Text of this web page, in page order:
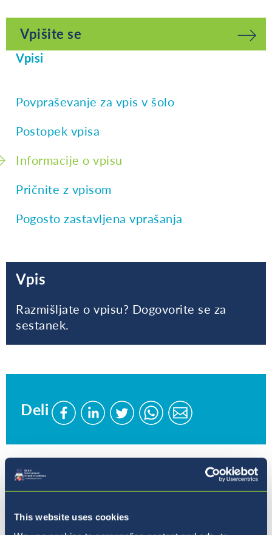
This website uses cookies
Vpišite se
Vpisi
Povpraševanje za vpis v šolo
Postopek vpisa
Informacije o vpisu
Pričnite z vpisom
Pogosto zastavljena vprašanja
Vpis
Razmišljate o vpisu? Dogovorite se za
sestanek.
Deli
stran
na
stran
na
stran
na
stran
prek
stran
prek
WhatsApp
Kam naprej?